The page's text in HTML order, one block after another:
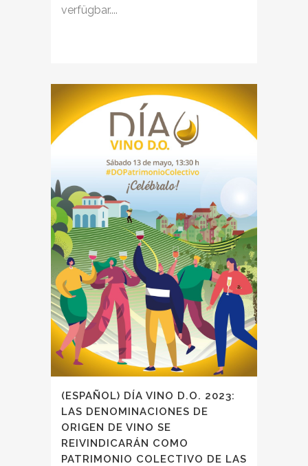
verfügbar....
(ESPAÑOL) DÍA VINO D.O. 2023:
LAS DENOMINACIONES DE
ORIGEN DE VINO SE
REIVINDICARÁN COMO
PATRIMONIO COLECTIVO DE LAS